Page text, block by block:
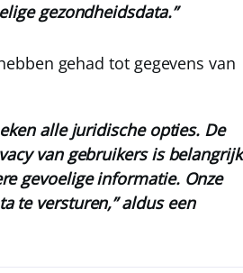
gezondheidsdata.”
gehad tot gegevens van
alle juridische opties. De
van gebruikers is belangrijk
gevoelige informatie. Onze
te versturen,” aldus een